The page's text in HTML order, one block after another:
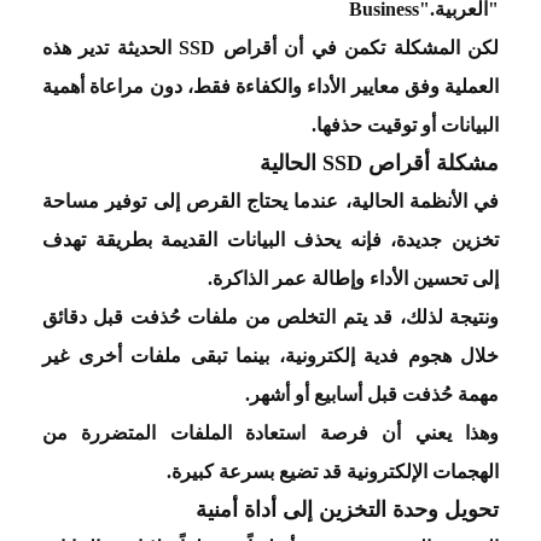
"العربيةBusiness".
لكن المشكلة تكمن في أن أقراص SSD
الحديثة تدير هذه
العملية وفق معايير الأداء والكفاءة فقط، دون مراعاة أهمية
البيانات أو توقيت حذفها.
مشكلة أقراص SSD الحالية
في الأنظمة الحالية، عندما يحتاج القرص إلى توفير مساحة
تخزين جديدة، فإنه يحذف البيانات القديمة بطريقة تهدف
إلى تحسين الأداء وإطالة عمر الذاكرة.
ونتيجة لذلك، قد يتم التخلص من ملفات حُذفت قبل دقائق
خلال هجوم فدية إلكترونية، بينما تبقى ملفات أخرى غير
مهمة حُذفت قبل أسابيع أو أشهر .
وهذا يعني أن فرصة استعادة الملفات المتضررة من
الهجمات الإلكترونية قد تضيع بسرعة كبيرة.
تحويل وحدة التخزين إلى أداة أمنية